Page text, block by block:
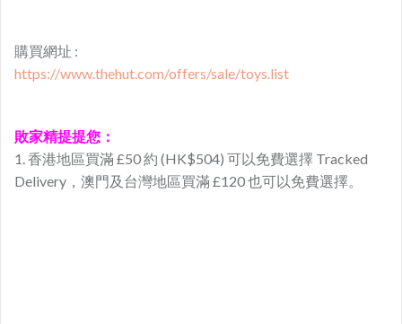
購買網址 :
https://www.thehut.com/offers/sale/toys.list
敗家精提提您：
1. 香港地區買滿 £50 約 (HK$504) 可以免費選擇 Tracked
Delivery，澳門及台灣地區買滿 £120 也可以免費選擇。